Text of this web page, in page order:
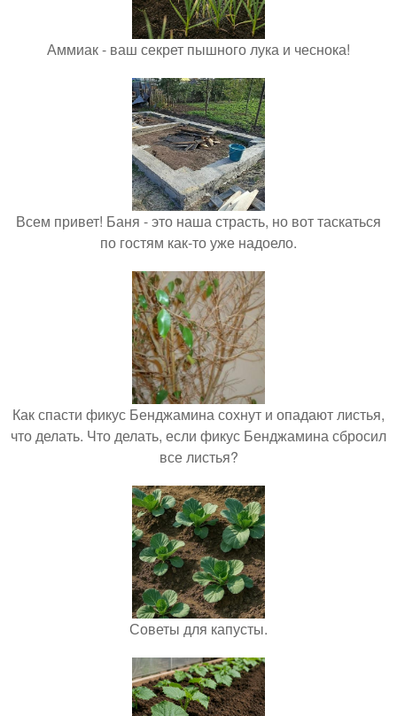
Аммиак - ваш секрет пышного лука и чеснока!
Всем привет! Баня - это наша страсть, но вот таскаться
по гостям как-то уже надоело.
Как спасти фикус Бенджамина сохнут и опадают листья,
что делать. Что делать, если фикус Бенджамина сбросил
все листья?
Советы для капусты.